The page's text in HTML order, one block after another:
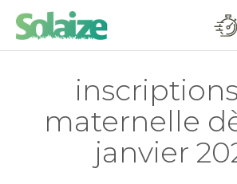
maternelle
janvier